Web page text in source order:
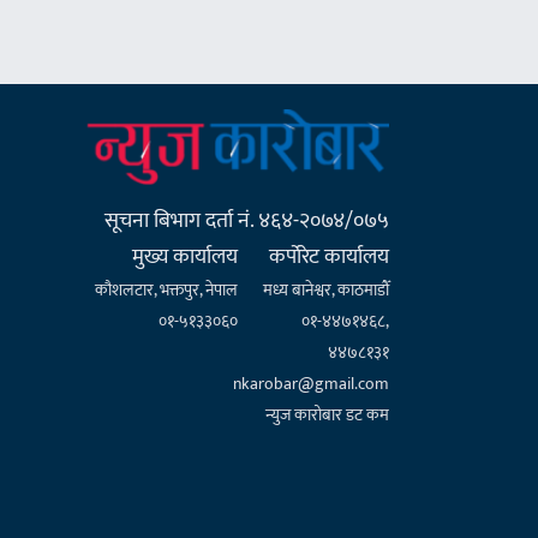
सूचना बिभाग दर्ता नं. ४६४-२०७४/०७५
मुख्य कार्यालय
कौशलटार, भक्तपुर, नेपाल
०१-५१३३०६०
कर्पाेरेट कार्यालय
मध्य बानेश्वर, काठमाडौँ
०१-४४७१४६८,
४४७८१३१
nkarobar@gmail.com
न्युज कारोबार डट कम